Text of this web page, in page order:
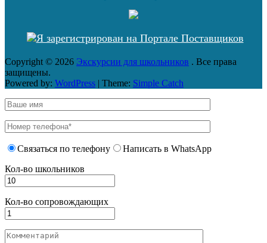
Copyright © 2026 Экскурсии для школьников . Все права
защищены.
Powered by: WordPress | Theme: Simple Catch
Связаться по телефону
Написать в WhatsApp
Кол-во школьников
Кол-во сопровождающих